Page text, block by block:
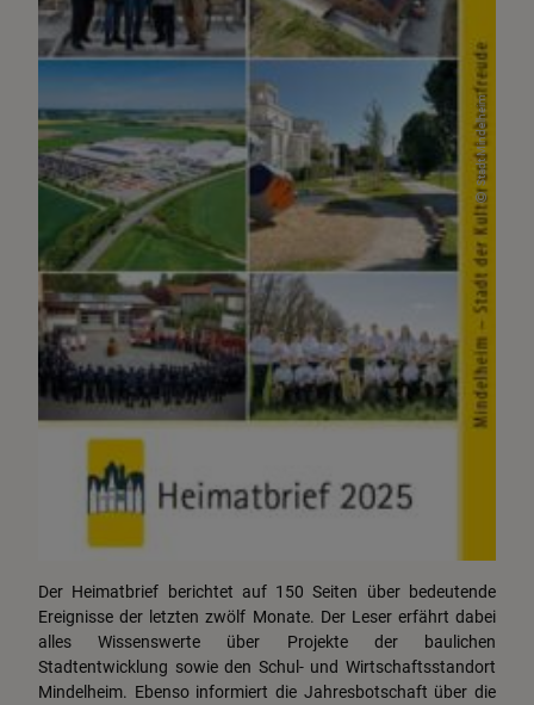
Stadtplanung
Kommunale Projekte
Wirtschaft Stadt Mindelheim
Der Heimatbrief berichtet auf 150 Seiten über bedeutende
Ereignisse der letzten zwölf Monate. Der Leser erfährt dabei
alles Wissenswerte über Projekte der baulichen
Stadtentwicklung sowie den Schul- und Wirtschaftsstandort
Mindelheim. Ebenso informiert die Jahresbotschaft über die